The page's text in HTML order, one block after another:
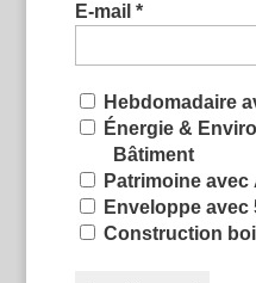
E-mail *
Hebdomadaire
Énergie &
Bâtiment
Patrimoine avec
Enveloppe avec
Construction